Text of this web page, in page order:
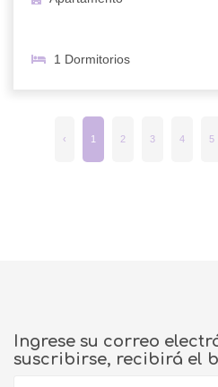
1 Dormitorios
‹ 1 2 3 4 5
Ingrese su correo
suscribirse, recibirá el